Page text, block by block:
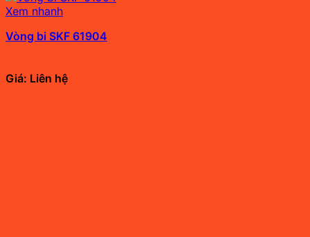
Xem nhanh
Vòng bi SKF 61904
Giá: Liên hệ